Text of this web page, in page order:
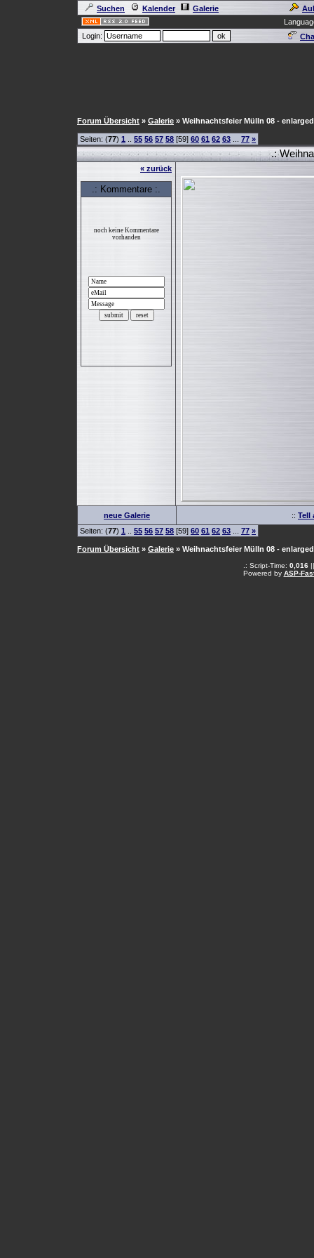
Suchen Kalender Galerie
Login:
Forum Übersicht » Galerie » Weihnachtsfeier Mülln 08 -
Seiten: (77) 1 55 56 57 58 [59] 60 61 62 63 77 »
.:
« zurück
.: Kommentare :.
neue Galerie :: Tell
Seiten: (77) 1 55 56 57 58 [59] 60 61 62 63 77 »
Forum Übersicht » Galerie » Weihnachtsfeier Mülln 08 -
.: Script-Time: 0,016||
Powered by ASP-